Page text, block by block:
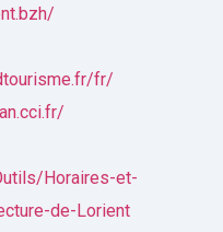
fr/
Horaires-et-
de-Lorient